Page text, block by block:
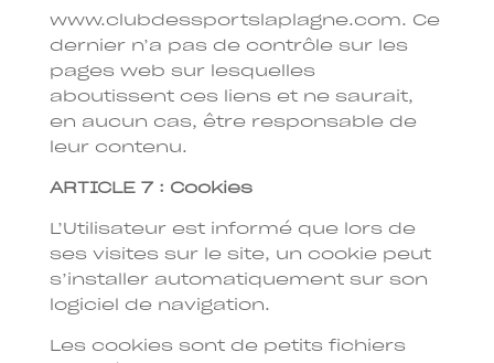
www.clubdessportslaplagne.com. Ce
dernier n’a pas de contrôle sur les
pages web sur lesquelles
aboutissent ces liens et ne saurait,
en aucun cas, être responsable de
leur contenu.
ARTICLE 7 : Cookies
L’Utilisateur est informé que lors de
ses visites sur le site, un cookie peut
s’installer automatiquement sur son
logiciel de navigation.
Les cookies sont de petits fichiers